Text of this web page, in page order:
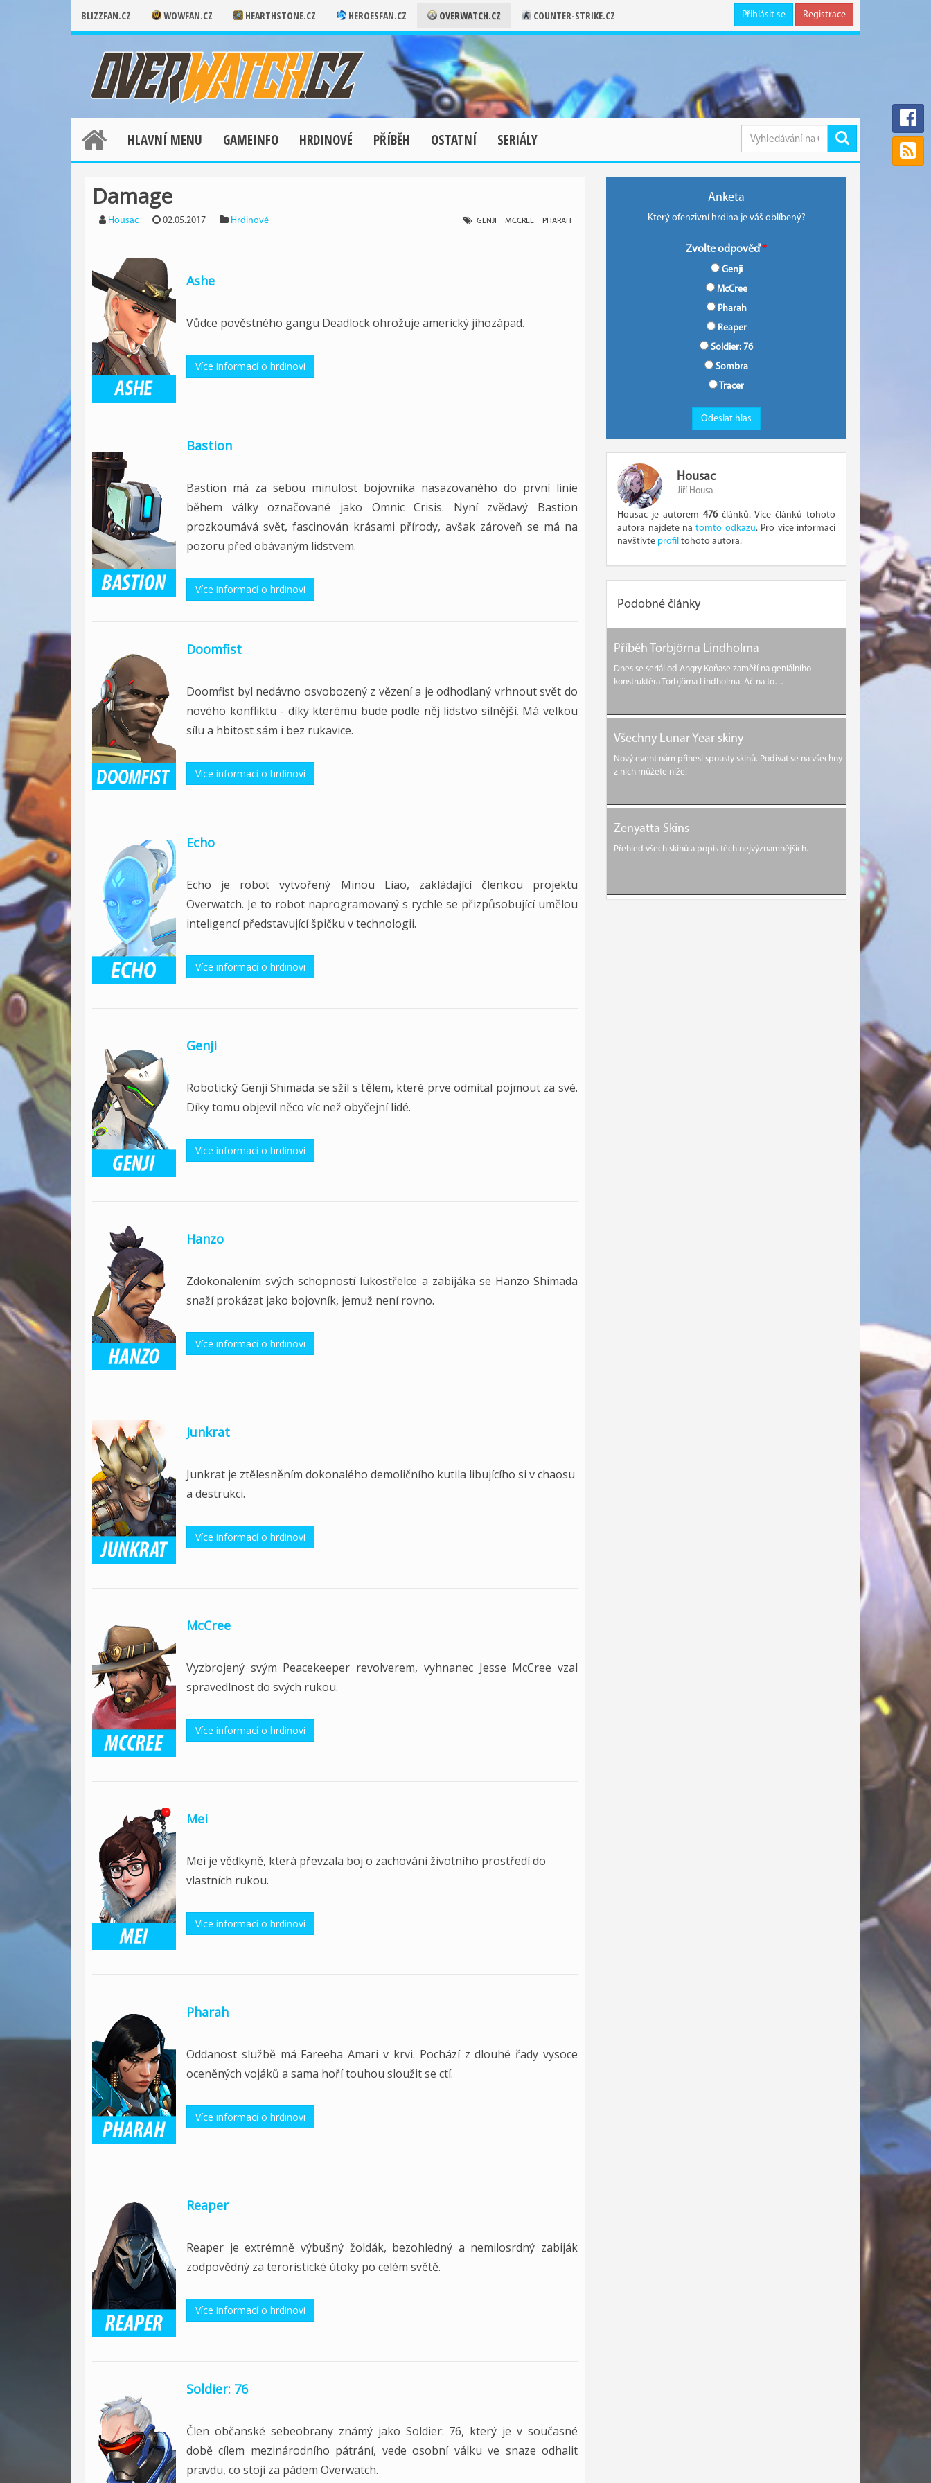
BLIZZFAN.CZ WOWFAN.CZ HEARTHSTONE.CZ HEROESFAN.CZ OVERWATCH.CZ COUNTER-STRIKE.CZ Přihlásit se Registrace
HLAVNÍ MENU GAMEINFO HRDINOVÉ PŘÍBĚH OSTATNÍ SERIÁLY
Damage
Housac 02.05.2017 Hrdinové GENJI MCCREE PHARAH
Ashe
Vůdce pověstného gangu Deadlock ohrožuje americký jihozápad.
Více informací o hrdinovi
Bastion
Bastion má za sebou minulost bojovníka nasazovaného do první linie
během války označované jako Omnic Crisis. Nyní zvědavý Bastion
prozkoumává svět, fascinován krásami přírody, avšak zároveň se má na
pozoru před obávaným lidstvem.
Více informací o hrdinovi
Doomfist
Doomfist byl nedávno osvobozený z vězení a je odhodlaný vrhnout svět do
nového konfliktu - díky kterému bude podle něj lidstvo silnější. Má velkou
sílu a hbitost sám i bez rukavice.
Více informací o hrdinovi
Echo
Echo je robot vytvořený Minou Liao, zakládající členkou projektu
Overwatch. Je to robot naprogramovaný s rychle se přizpůsobující umělou
inteligencí představující špičku v technologii.
Více informací o hrdinovi
Genji
Robotický Genji Shimada se sžil s tělem, které prve odmítal pojmout za své.
Díky tomu objevil něco víc než obyčejní lidé.
Více informací o hrdinovi
Hanzo
Zdokonalením svých schopností lukostřelce a zabijáka se Hanzo Shimada
snaží prokázat jako bojovník, jemuž není rovno.
Více informací o hrdinovi
Junkrat
Junkrat je ztělesněním dokonalého demoličního kutila libujícího si v chaosu
a destrukci.
Více informací o hrdinovi
McCree
Vyzbrojený svým Peacekeeper revolverem, vyhnanec Jesse McCree vzal
spravedlnost do svých rukou.
Více informací o hrdinovi
Mei
Mei je vědkyně, která převzala boj o zachování životního prostředí do
vlastních rukou.
Více informací o hrdinovi
Pharah
Oddanost službě má Fareeha Amari v krvi. Pochází z dlouhé řady vysoce
oceněných vojáků a sama hoří touhou sloužit se ctí.
Více informací o hrdinovi
Reaper
Reaper je extrémně výbušný žoldák, bezohledný a nemilosrdný zabiják
zodpovědný za teroristické útoky po celém světě.
Více informací o hrdinovi
Soldier: 76
Člen občanské sebeobrany známý jako Soldier: 76, který je v současné
době cílem mezinárodního pátrání, vede osobní válku ve snaze odhalit
pravdu, co stojí za pádem Overwatch.
Anketa
Který ofenzivní hrdina je váš oblíbený?
Zvolte odpověď
Genji
McCree
Pharah
Reaper
Soldier: 76
Sombra
Tracer
Housac
Jiří Housa
Housac je autorem476článků. Více článků tohoto
autora najdete natomto odkazu. Pro více informací
navštivte profil tohoto autora.
Podobné články
Příběh Torbjörna Lindholma
Dnes se seriál od Angry Koňase zaměří na geniálního
konstruktéra Torbjörna Lindholma. Ač na to…
Všechny Lunar Year skiny
Nový event nám přinesl spousty skinů. Podívat se na všechny
z nich můžete níže!
Zenyatta Skins
Přehled všech skinů a popis těch nejvýznamnějších.